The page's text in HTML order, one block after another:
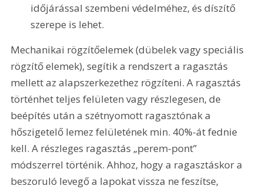
időjárással szembeni védelméhez, és díszítő
szerepe is lehet.
Mechanikai rögzítőelemek (dübelek vagy speciális
rögzítő elemek), segítik a rendszert a ragasztás
mellett az alapszerkezethez rögzíteni. A ragasztás
történhet teljes felületen vagy részlegesen, de
beépítés után a szétnyomott ragasztónak a
hőszigetelő lemez felületének min. 40%-át fednie
kell. A részleges ragasztás „perem-pont”
módszerrel történik. Ahhoz, hogy a ragasztáskor a
beszoruló levegő a lapokat vissza ne feszítse,